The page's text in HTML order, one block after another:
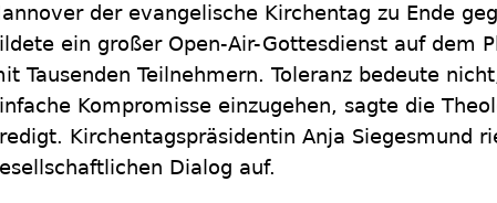
der evangelische Kirchentag zu Ende
ein großer Open-Air-Gottesdienst auf dem
Tausenden Teilnehmern. Toleranz bedeute
Kompromisse einzugehen, sagte die
Kirchentagspräsidentin Anja Siegesmund
Dialog auf.